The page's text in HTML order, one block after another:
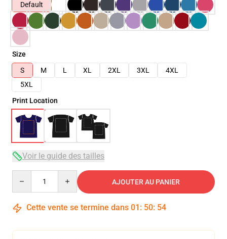
Default
Size
S
M L XL 2XL 3XL
4XL
5XL
Print Location
Voir le guide des tailles
AJOUTER AU PANIER
Cette vente se termine dans 01 : 50: 54